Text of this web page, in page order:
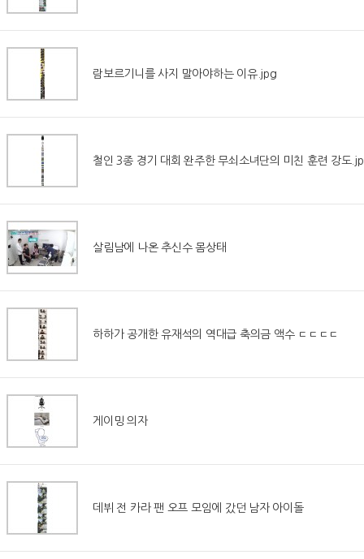
람보르기니를 사지 말아야하는 이유.jpg
철인 3종 경기 대회 완주한 무쇠소녀단의 미친 훈련 강도
살림남에 나온 추신수 몸상태
하하가 공개한 유재석의 역대급 축의금 액수 ㄷㄷㄷㄷ
게이밍 의자
데뷔 전 카라 팬 오프 모임에 갔던 남자 아이돌